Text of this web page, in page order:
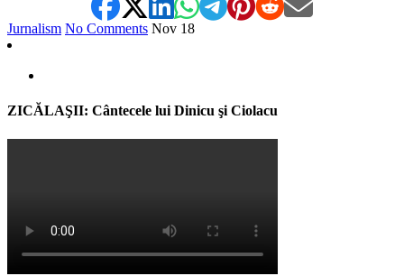
Jurnalism No Comments Nov 18
ZICĂLAŞII: Cântecele lui Dinicu şi Ciolacu